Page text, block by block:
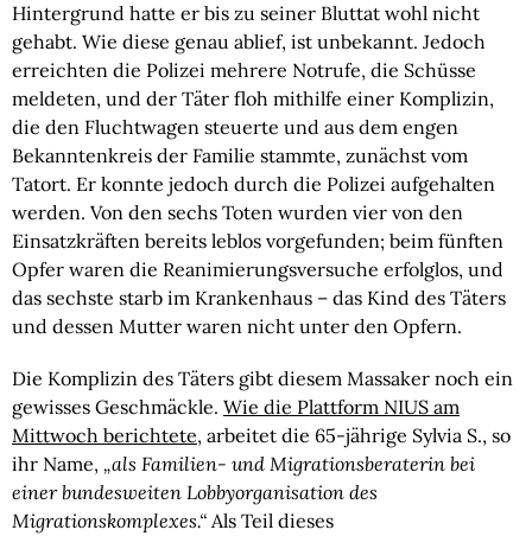
Hintergrund hatte er bis zu seiner Bluttat wohl nicht
gehabt. Wie diese genau ablief, ist unbekannt. Jedoch
erreichten die Polizei mehrere Notrufe, die Schüsse
meldeten, und der Täter floh mithilfe einer Komplizin,
die den Fluchtwagen steuerte und aus dem engen
Bekanntenkreis der Familie stammte, zunächst vom
Tatort. Er konnte jedoch durch die Polizei aufgehalten
werden. Von den sechs Toten wurden vier von den
Einsatzkräften bereits leblos vorgefunden; beim fünften
Opfer waren die Reanimierungsversuche erfolglos, und
das sechste starb im Krankenhaus – das Kind des Täters
und dessen Mutter waren nicht unter den Opfern.
Die Komplizin des Täters gibt diesem Massaker noch ein
gewisses Geschmäckle. Wie die Plattform NIUS am
Mittwoch berichtete, arbeitet die 65-jährige Sylvia S., so
ihr Name, „als Familien- und Migrationsberaterin bei
einer bundesweiten Lobbyorganisation des
Migrationskomplexes.“ Als Teil dieses